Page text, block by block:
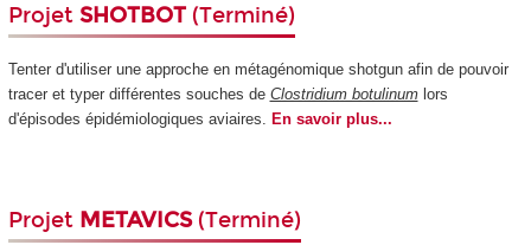
Projet SHOTBOT(Terminé)
Tenter d'utiliser une approche en métagénomique shotgun afin de pouvoir
tracer et typer différentes souches de Clostridium botulinumlors
d'épisodes épidémiologiques aviaires. En savoir plus...
Projet METAVICS(Terminé)